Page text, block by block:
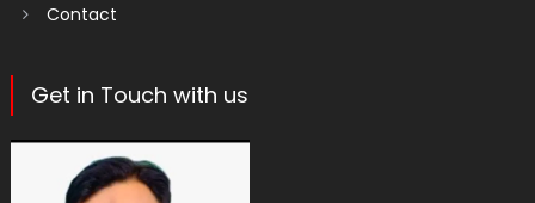
Contact
Get in Touch with us